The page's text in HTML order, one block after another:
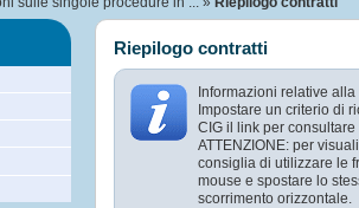
Riepilogo contratti
Informazioni relative
Impostare un criterio di
CIG il link per
ATTENZIONE: per
consiglia di utilizzare le
mouse e spostare lo
scorrimento orizzontale.